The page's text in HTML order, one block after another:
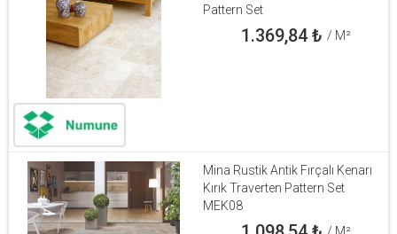
Pattern Set
1.369,84₺ / M²
Mina Rustik Antik Fırçalı Kenarı
Kırık Traverten Pattern Set
MEK08